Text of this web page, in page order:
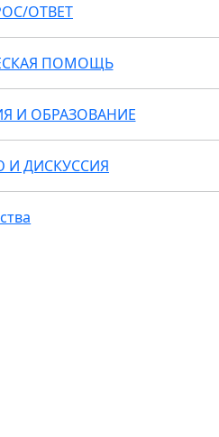
ОТВЕТ
ПОМОЩЬ
И ОБРАЗОВАНИЕ
И ДИСКУССИЯ